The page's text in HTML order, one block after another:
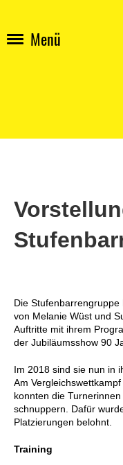
Menü
Die
von Melanie Wüst und
Auftritte mit ihrem
der Jubiläumsshow 90
Im 2018 sind sie nun in
Am
konnten die
schnuppern. Dafür
Platzierungen belohnt.
Training